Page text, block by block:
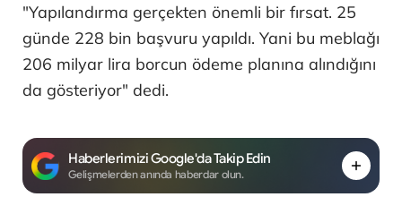
"Yapılandırma gerçekten önemli bir fırsat. 25
günde 228 bin başvuru yapıldı. Yani bu meblağı
206 milyar lira borcun ödeme planına alındığını
da gösteriyor" dedi.
Haberlerimizi Google'da Takip Edin
Gelişmelerden anında haberdar olun.